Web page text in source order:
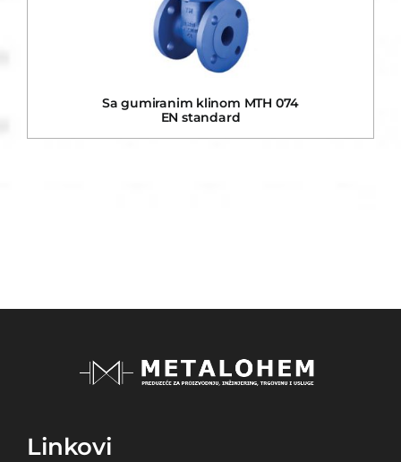
Sa gumiranim klinom MTH 074
EN standard
Linkovi